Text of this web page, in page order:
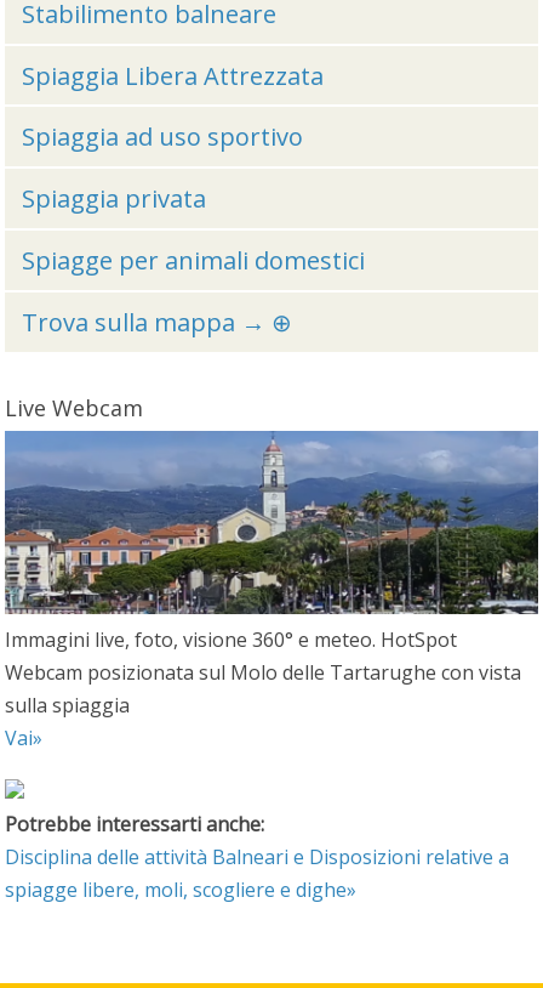
Stabilimento balneare
Spiaggia Libera Attrezzata
Spiaggia ad uso sportivo
Spiaggia privata
Spiagge per animali domestici
Trova sulla mappa → ⊕
Live Webcam
Immagini live, foto, visione 360° e meteo. HotSpot
Webcam posizionata sul Molo delle Tartarughe con vista
sulla spiaggia
Vai»
Potrebbe interessarti anche:
Disciplina delle attività Balneari e Disposizioni relative a
spiagge libere, moli, scogliere e dighe»